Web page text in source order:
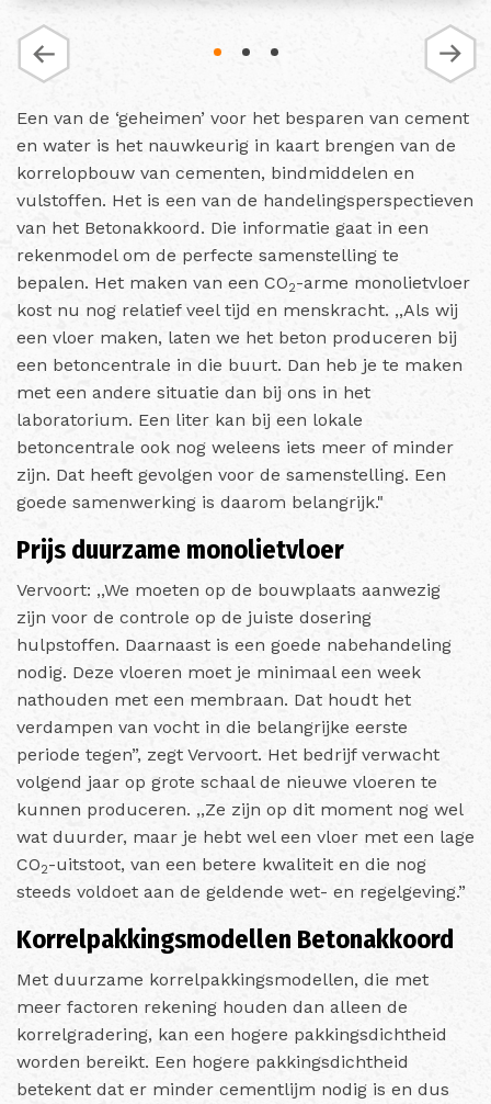
Een van de ‘geheimen’ voor het besparen van cement
en water is het nauwkeurig in kaart brengen van de
korrelopbouw van cementen, bindmiddelen en
vulstoffen. Het is een van de handelingsperspectieven
van het Betonakkoord. Die informatie gaat in een
rekenmodel om de perfecte samenstelling te
bepalen. Het maken van een CO2-arme monolietvloer
kost nu nog relatief veel tijd en menskracht. ,,Als wij
een vloer maken, laten we het beton produceren bij
een betoncentrale in die buurt. Dan heb je te maken
met een andere situatie dan bij ons in het
laboratorium. Een liter kan bij een lokale
betoncentrale ook nog weleens iets meer of minder
zijn. Dat heeft gevolgen voor de samenstelling. Een
goede samenwerking is daarom belangrijk."
Prijs duurzame monolietvloer
Vervoort: ,,We moeten op de bouwplaats aanwezig
zijn voor de controle op de juiste dosering
hulpstoffen. Daarnaast is een goede nabehandeling
nodig. Deze vloeren moet je minimaal een week
nathouden met een membraan. Dat houdt het
verdampen van vocht in die belangrijke eerste
periode tegen”, zegt Vervoort. Het bedrijf verwacht
volgend jaar op grote schaal de nieuwe vloeren te
kunnen produceren. ,,Ze zijn op dit moment nog wel
wat duurder, maar je hebt wel een vloer met een lage
CO2-uitstoot, van een betere kwaliteit en die nog
steeds voldoet aan de geldende wet- en regelgeving.”
Korrelpakkingsmodellen Betonakkoord
Met duurzame korrelpakkingsmodellen, die met
meer factoren rekening houden dan alleen de
korrelgradering, kan een hogere pakkingsdichtheid
worden bereikt. Een hogere pakkingsdichtheid
betekent dat er minder cementlijm nodig is en dus